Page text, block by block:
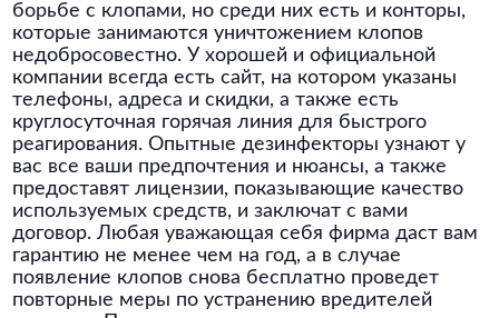
борьбе с клопами, но среди них есть и конторы,
которые занимаются уничтожением клопов
недобросовестно. У хорошей и официальной
компании всегда есть сайт, на котором указаны
телефоны, адреса и скидки, а также есть
круглосуточная горячая линия для быстрого
реагирования. Опытные дезинфекторы узнают у
вас все ваши предпочтения и нюансы, а также
предоставят лицензии, показывающие качество
используемых средств, и заключат с вами
договор. Любая уважающая себя фирма даст вам
гарантию не менее чем на год, а в случае
появление клопов снова бесплатно проведет
повторные меры по устранению вредителей